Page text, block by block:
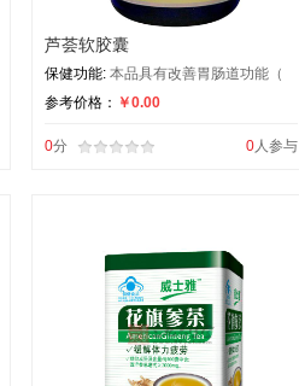
芦荟软胶囊
保健功能: 本品具有改善胃肠道功能（
参考价格： ￥0.00
0人参与
0分